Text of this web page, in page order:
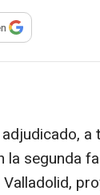
a
la segunda